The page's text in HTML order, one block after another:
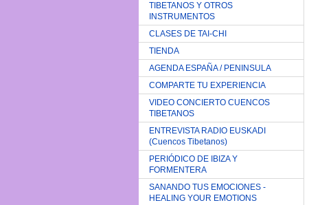
TIBETANOS Y OTROS
INSTRUMENTOS
CLASES DE TAI-CHI
TIENDA
AGENDA ESPAÑA / PENINSULA
COMPARTE TU EXPERIENCIA
VIDEO CONCIERTO CUENCOS
TIBETANOS
ENTREVISTA RADIO EUSKADI
(Cuencos Tibetanos)
PERIÓDICO DE IBIZA Y
FORMENTERA
SANANDO TUS EMOCIONES -
HEALING YOUR EMOTIONS